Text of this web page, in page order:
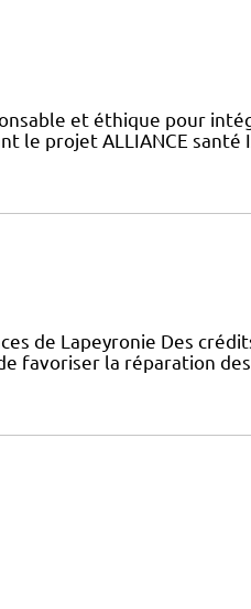
et éthique pour
le projet ALLIANCE santé
de Lapeyronie Des
favoriser la réparation